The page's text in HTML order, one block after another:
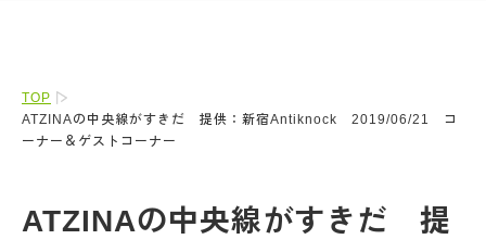
TOP
ATZINAの中央線がすきだ 提供：新宿Antiknock 2019/06/21 コ
ーナー＆ゲストコーナー
ATZINAの中央線がすきだ 提